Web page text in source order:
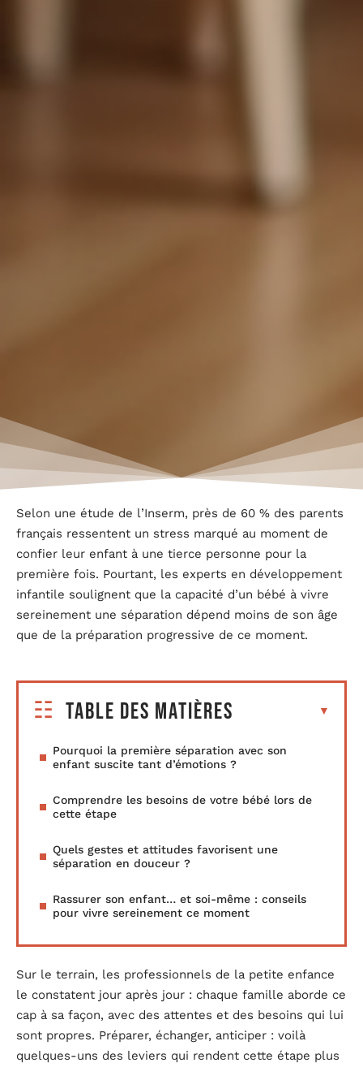
Selon une étude de l’Inserm, près de 60 % des parents
français ressentent un stress marqué au moment de
confier leur enfant à une tierce personne pour la
première fois. Pourtant, les experts en développement
infantile soulignent que la capacité d’un bébé à vivre
sereinement une séparation dépend moins de son âge
que de la préparation progressive de ce moment.
Table des matières
Pourquoi la première séparation avec son
enfant suscite tant d’émotions ?
Comprendre les besoins de votre bébé lors de
cette étape
Quels gestes et attitudes favorisent une
séparation en douceur ?
Rassurer son enfant… et soi-même : conseils
pour vivre sereinement ce moment
Sur le terrain, les professionnels de la petite enfance
le constatent jour après jour : chaque famille aborde ce
cap à sa façon, avec des attentes et des besoins qui lui
sont propres. Préparer, échanger, anticiper : voilà
quelques-uns des leviers qui rendent cette étape plus